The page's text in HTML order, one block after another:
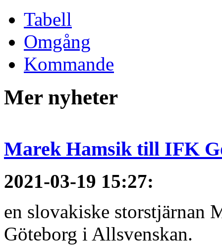
Tabell
Omgång
Kommande
Mer nyheter
Marek Hamsik till IFK
2021-03-19 15:27:
en slovakiske storstjärnan
Göteborg i Allsvenskan.